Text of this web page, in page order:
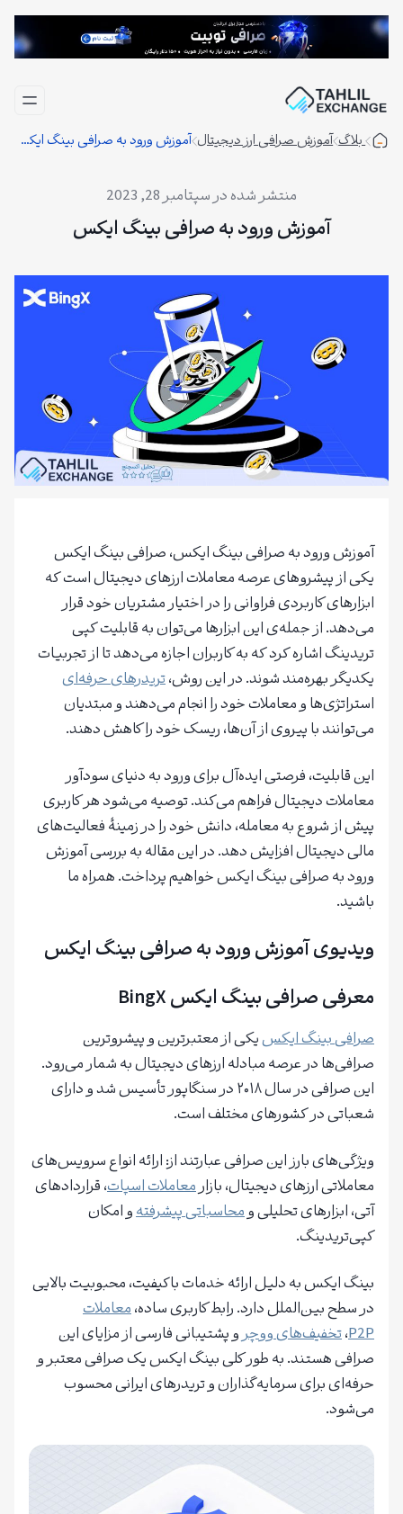
رفتن
بلاگ آموزش صرافی ارز دیجیتال آموزش ورود به صرافی بینگ ایکس
سپتامبر 28, 2023
آموزش ورود به صرافی بینگ ایکس
آموزش ورود به صرافی بینگ ایکس، صرافی بینگ ایکس
یکی از پیشروهای عرصه معاملات ارزهای دیجیتال است که
ابزارهای کاربردی فراوانی را در اختیار مشتریان خود قرار
می‌دهد. از جمله‌ی این ابزارها می‌توان به قابلیت کپی
تریدینگ اشاره کرد که به کاربران اجازه می‌دهد تا از تجربیات
یکدیگر بهره‌مند شوند. در این روش،تریدرهای حرفه‌ای
استراتژی‌ها و معاملات خود را انجام می‌دهند و مبتدیان
می‌توانند با پیروی از آن‌ها، ریسک خود را کاهش دهند.
این قابلیت، فرصتی ایده‌آل برای ورود به دنیای سودآور
معاملات دیجیتال فراهم می‌کند. توصیه می‌شود هر کاربری
پیش از شروع به معامله، دانش خود را در زمینهٔ فعالیت‌های
مالی دیجیتال افزایش دهد. در این مقاله به بررسی آموزش
ورود به صرافی بینگ ایکس خواهیم پرداخت. همراه ما
باشید.
ویدیوی آموزش ورود به صرافی بینگ ایکس
معرفی صرافی بینگ ایکس BingX
صرافی بینگ ایکسیکی از معتبرترین و پیشروترین
صرافی‌ها در عرصه مبادله ارزهای دیجیتال به شمار می‌رود.
این صرافی در سال ۲۰۱۸ در سنگاپور تأسیس شد و دارای
شعباتی در کشورهای مختلف است.
ویژگی‌های بارز این صرافی عبارتند از: ارائه انواع سرویس‌های
معاملاتی ارزهای دیجیتال، بازارمعاملات اسپات، قراردادهای
آتی، ابزارهای تحلیلی ومحاسباتی پیشرفتهو امکان
کپی‌تریدینگ.
بینگ ایکس به دلیل ارائه خدمات باکیفیت، محبوبیت بالایی
در سطح بین‌الملل دارد. رابط کاربری ساده،معاملات
P2P،تخفیف‌های ووچرو پشتیبانی فارسی از مزایای این
صرافی هستند. به طور کلی بینگ ایکس یک صرافی معتبر و
حرفه‌ای برای سرمایه‌گذاران و تریدرهای ایرانی محسوب
می‌شود.